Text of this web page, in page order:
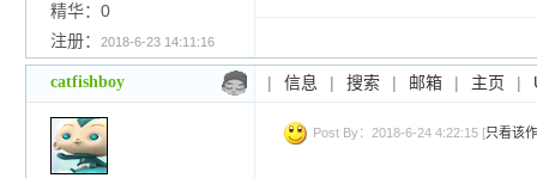
精华：0
注册：
2018-6-23 14:11:16
catfishboy | 信息 | 搜索 | 邮箱 | 主页 |
Post By：2018-6-24 4:22:15 [只看该